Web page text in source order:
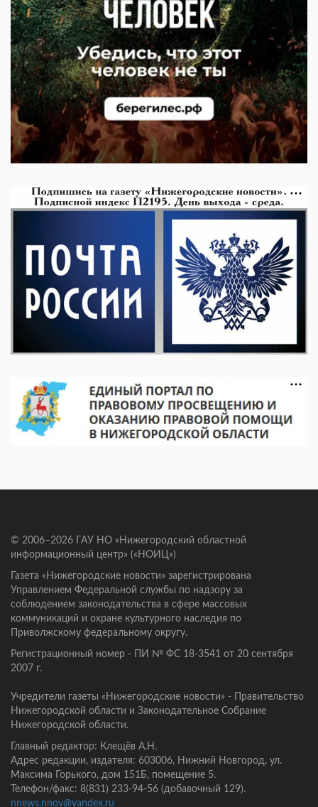
© 2006–2026 ГАУ НО «Нижегородский областной
информационный центр» («НОИЦ»)
Газета «Нижегородские новости» зарегистрирована
Управлением Федеральной службы по надзору за
соблюдением законодательства в сфере массовых
коммуникаций и охране культурного наследия по
Приволжскому федеральному округу.
Регистрационный номер - ПИ № ФС 18-3541 от 20 сентября
2007 г.
Учредители газеты «Нижегородские новости» - Правительство
Нижегородской области и Законодательное Собрание
Нижегородской области.
Главный редактор: Клещёв А.Н.
Адрес редакции, издателя: 603006, Нижний Новгород, ул.
Максима Горького, дом 151Б, помещение 5.
Телефон/факс: 8(831) 233-94-56 (добавочный 129).
nnews.nnov@yandex.ru